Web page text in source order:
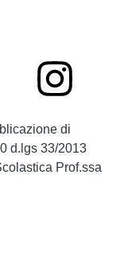
di
d.lgs 33/2013
Prof.ssa